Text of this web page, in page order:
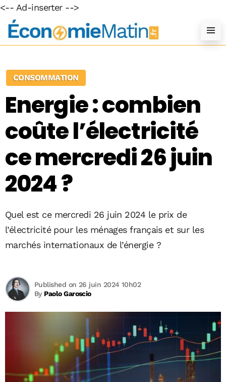
<-- Ad-inserter -->
CONSOMMATION
Energie : combien
coûte l’électricité
ce mercredi 26 juin
2024 ?
Quel est ce mercredi 26 juin 2024 le prix de
l’électricité pour les ménages français et sur les
marchés internationaux de l’énergie ?
By Paolo Garoscio
Published on 26 juin 2024 10h02